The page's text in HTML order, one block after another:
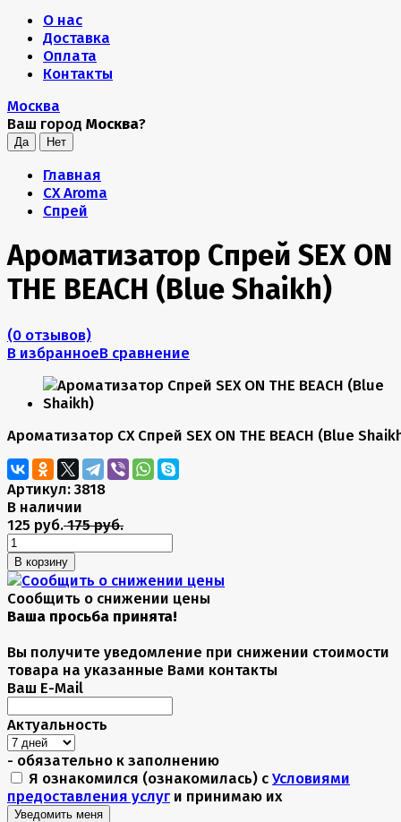
О нас
Доставка
Оплата
Контакты
Москва
Ваш город Москва?
Главная
CX Aroma
Спрей
Ароматизатор Спрей SEX ON
THE BEACH (Blue Shaikh)
(0 отзывов)
В избранноеВ сравнение
Ароматизатор CX Спрей SEX ON THE BEACH (Blue
Артикул: 3818
В наличии
125 руб.175 руб.
В корзину
Сообщить о снижении цены
Сообщить о снижении цены
Ваша просьба принята!
Вы получите уведомление при снижении стоимости
товара на указанные Вами контакты
Ваш E-Mail
Актуальность
- обязательно к заполнению
Я ознакомился (ознакомилась) с Условиями
предоставления услуг и принимаю их